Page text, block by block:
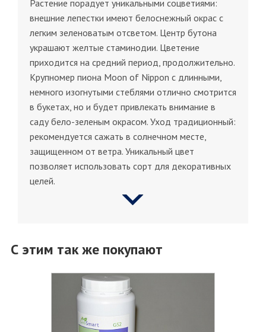
Растение порадует уникальными соцветиями:
внешние лепестки имеют белоснежный окрас с
легким зеленоватым отсветом. Центр бутона
украшают желтые стаминодии. Цветение
приходится на средний период, продолжительно.
Крупномер пиона Moon of Nippon с длинными,
немного изогнутыми стеблями отлично смотрится
в букетах, но и будет привлекать внимание в
саду бело-зеленым окрасом. Уход традиционный:
рекомендуется сажать в солнечном месте,
защищенном от ветра. Уникальный цвет
позволяет использовать сорт для декоративных
целей.
С этим так же покупают